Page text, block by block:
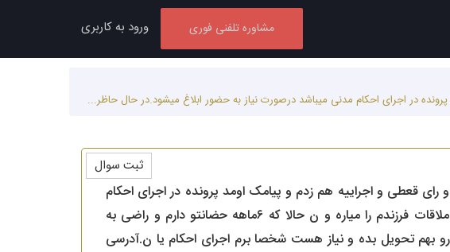
مشاوره تلفنی فوری ورود به کاربری
تنویل فرزند شده و رای قعطی و اجراییه هم زدم و پیامک اومد پرونده در اجرای احکام
مدنی میباشد درصورت نیاز به حضور ابلاغ میشود.در حال حاظر ۳سال هست ن برای ملاقات فرزندم را میاره و ن حالا که ۶ماهه حضانتو دارم و راضی به
بهم تحویل بده و نیاز هست شخصا برم اجرای احکام یا ن.آدرسی
ثبت سوال